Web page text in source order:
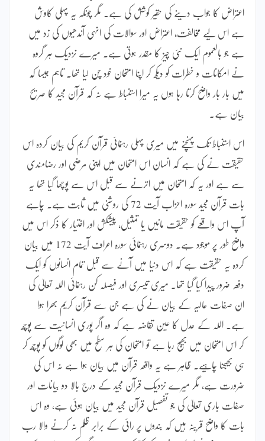
اعتراض کا جواب دینے کی حقیر کوشش کی ہے۔ مگر چونکہ یہ پہلی کاوش
ہے اس لیے مخالفت، اعتراض اور سوالات کی انہی آندھیوں کی زد میں
ہے جو بالعموم ایک نئی چیز کا مقدر ہوتی ہے۔ میرے نزدیک ہر گروہ
نے امکانات و خطرات کو دیکھ کر اپنا امتحان خود چن لیا تھا۔ تاہم جیسا کہ
میں بار بار واضح کرتا رہا ہوں یہ میرا استنباط ہے نہ کہ قرآن مجید کا صریح
بیان ہے۔
اس استنباط تک پہنچنے میں میری پہلی رہنمائی قرآن کریم کی بیان کردہ اس
حقیقت نے کی ہے کہ انسان اس امتحان میں اپنی مرضی اور رضامندی
سے ہے اور یہ کہ امتحان میں اترنے سے قبل اس سے پوچھا گیا تھا یہ
بات قرآن مجید سورہ احزاب آیت 72 کی روشنی میں ثابت ہے۔ چاہے
آپ اس واقعے کو حقیقت مانیں یا تمثیل، پیشکش اور اختیار کا ذکر اس میں
واضح طور پر موجود ہے۔ دوسری رہنمائی سورہ اعراف آیت 172 میں بیان
کردہ یہ حقیقت ہے کہ اس دنیا میں آنے سے قبل تمام انسانوں کو ایک
دفعہ ضرور پیدا کیا گیا تھا۔ میری تیسری اور فیصلہ کن رہنمائی اللہ تعالیٰ کی
ان صفات عالیہ کے بیان نے کی ہے جن سے قرآن کریم بھرا ہوا
ہے۔ اللہ کے عدل کا عین تقاضہ ہے کہ وہ اگر پوری انسانیت سے پوچھ
کر اس امتحان میں بھیج رہا ہے تو امتحان کی ہر سطح میں بھی لوگوں کو پوچھ کر
ہی بھیجنا چاہیے۔ ظاہر ہے یہ واقعہ قرآن میں بیان ہوا ہے نہ اس کی
ضرورت ہے، مگر میرے نزدیک قرآن مجید کے درج بالا دو بیانات اور
صفات باری تعالیٰ کی جو تفصیل قرآن مجید میں بیان ہوئی ہے، وہ اس
بات کا واضح قرینہ ہیں کہ بندوں پر رائی کے برابر ظلم نہ کرنے والا رب